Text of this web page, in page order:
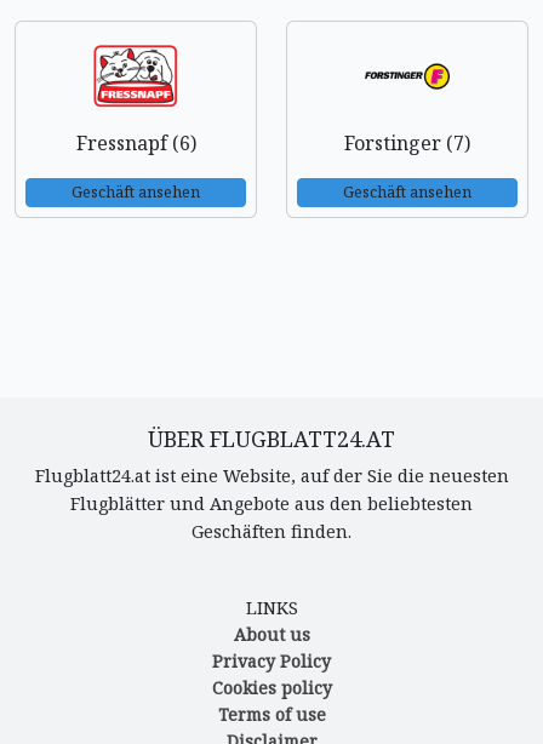
Fressnapf (6)
Geschäft ansehen
Forstinger (7)
Geschäft ansehen
ÜBER FLUGBLATT24.AT
Flugblatt24.at ist eine Website, auf der Sie die neuesten
Flugblätter und Angebote aus den beliebtesten
Geschäften finden.
LINKS
About us
Privacy Policy
Cookies policy
Terms of use